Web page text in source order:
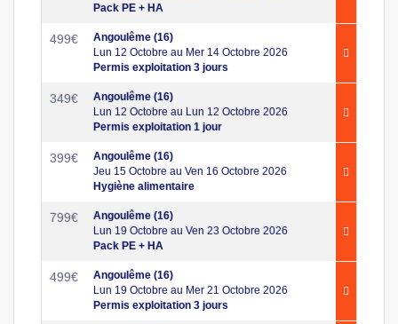
Pack PE + HA
499€
Angoulême (16)
Lun 12 Octobre au Mer 14 Octobre 2026
Permis exploitation 3 jours
349€
Angoulême (16)
Lun 12 Octobre au Lun 12 Octobre 2026
Permis exploitation 1 jour
399€
Angoulême (16)
Jeu 15 Octobre au Ven 16 Octobre 2026
Hygiène alimentaire
799€
Angoulême (16)
Lun 19 Octobre au Ven 23 Octobre 2026
Pack PE + HA
499€
Angoulême (16)
Lun 19 Octobre au Mer 21 Octobre 2026
Permis exploitation 3 jours